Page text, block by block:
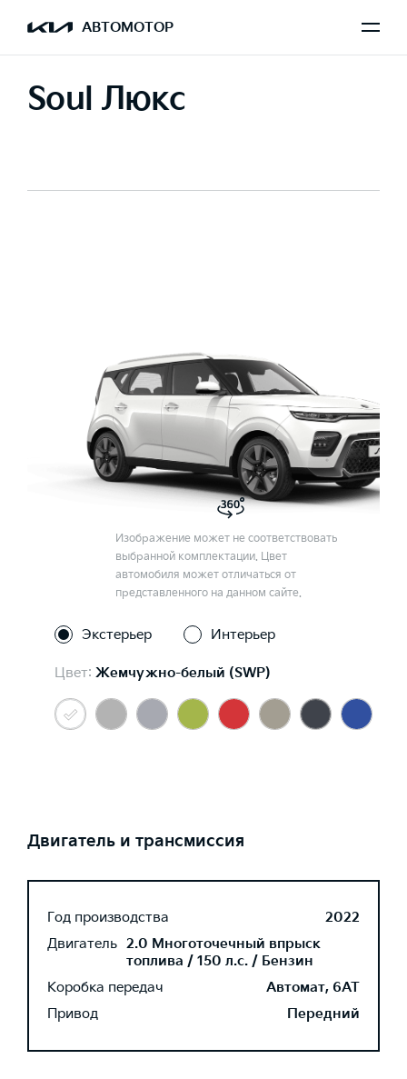
АВТОМОТОР
Soul Люкс
Изображение может не соответствовать
выбранной комплектации. Цвет
автомобиля может отличаться от
представленного на данном сайте.
Экстерьер Интерьер
Цвет: Жемчужно-белый (SWP)
Двигатель и трансмиссия
Год производства
2022
Двигатель 2.0 Многоточечный впрыск
топлива / 150 л.с. / Бензин
Коробка передач
Автомат, 6AT
Привод
Передний